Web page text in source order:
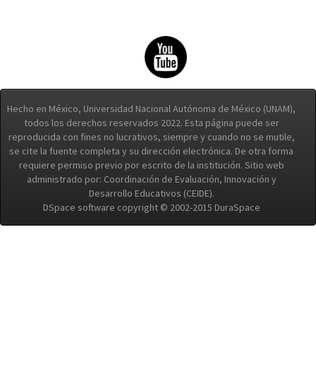
Hecho en México, Universidad Nacional Autónoma de México (UNAM),
todos los derechos reservados 2022. Esta página puede ser
reproducida con fines no lucrativos, siempre y cuando no se mutile,
se cite la fuente completa y su dirección electrónica. De otra forma
requiere permiso previo por escrito de la institución. Sitio web
administrado por: Coordinación de Evaluación, Innovación y
Desarrollo Educativos (CEIDE).
DSpace software copyright © 2002-2015 DuraSpace